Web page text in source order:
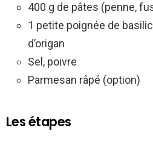
400 g de pâtes (penne,
1 petite poignée de
d’origan
Sel, poivre
Parmesan râpé (option)
Les étapes